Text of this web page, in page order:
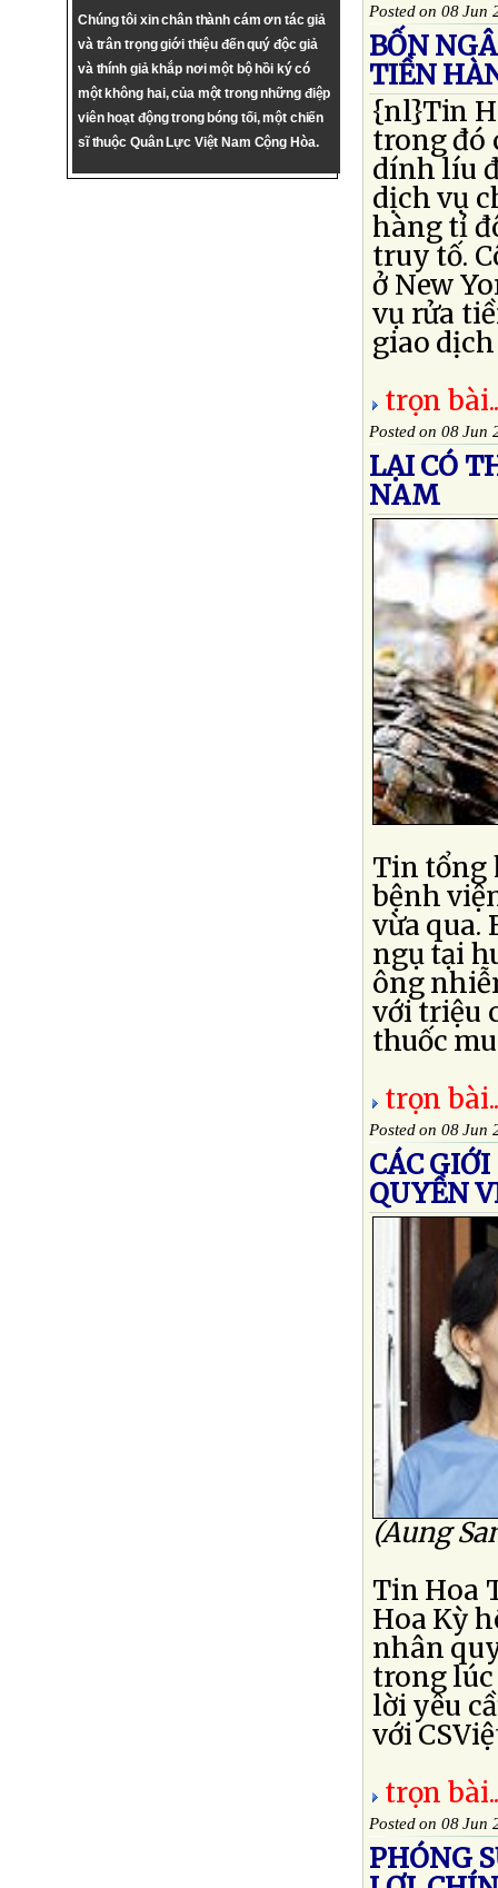
Chúng tôi xin chân thành cám ơn tác giả
và trân trọng giới thiệu đến quý độc giả
và thính giả khắp nơi một bộ hồi ký có
một không hai, của một trong những điệp
viên hoạt động trong bóng tối, một chiến
sĩ thuộc Quân Lực Việt Nam Cộng Hòa.
Posted on 08 Jun
BỐN
TIỀN
{nl}Tin
trong đó
dính líu
dịch vụ
hàng tỉ
truy tố.
ở New
vụ rửa
giao
trọn
Posted on 08 Jun
LẠI CÓ
NAM
Tin tổng
bệnh
vừa qua.
ngụ tại
ông
với triệu
thuốc
trọn
Posted on 08 Jun
CÁC
QUYỀN
(Aung
Tin Hoa
Hoa Kỳ
nhân
trong lúc
lời yêu
với
trọn
Posted on 08 Jun
PHÓNG